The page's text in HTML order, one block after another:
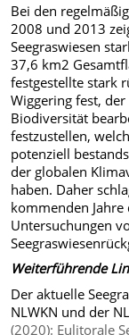
Bei den
2008 und 2013
Seegraswiesen
37,6 km2
festgestellte stark
Wiggering fest,
Biodiversität
festzustellen,
potenziell
der globalen
haben. Daher
kommenden
Untersuchungen
Weiterführende
Der aktuelle
NLWKN und der
(2020): Eulitorale